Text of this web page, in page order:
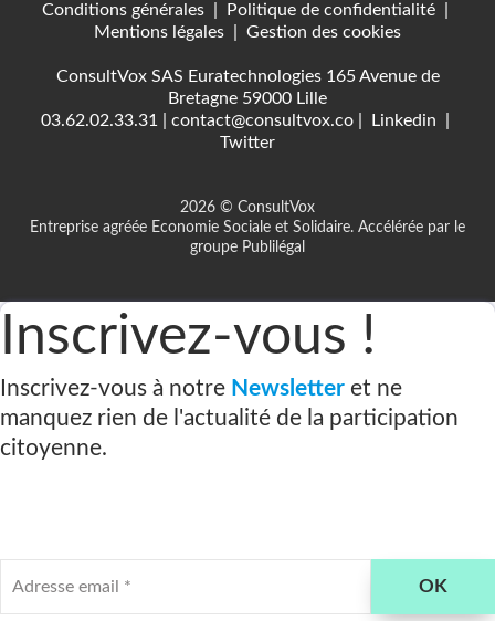
Conditions générales Politique de confidentialité
Mentions légales
Gestion des cookies
ConsultVox SAS Euratechnologies 165 Avenue de
Bretagne 59000 Lille
03.62.02.33.31
contact@consultvox.co Linkedin
Twitter
2026 © ConsultVox
Entreprise agréée Economie Sociale et Solidaire. Accélérée par le
groupe Publilégal
Inscrivez-vous !
Inscrivez-vous à notre Newsletter et ne
manquez rien de l'actualité de la participation
citoyenne.
email
*
OK